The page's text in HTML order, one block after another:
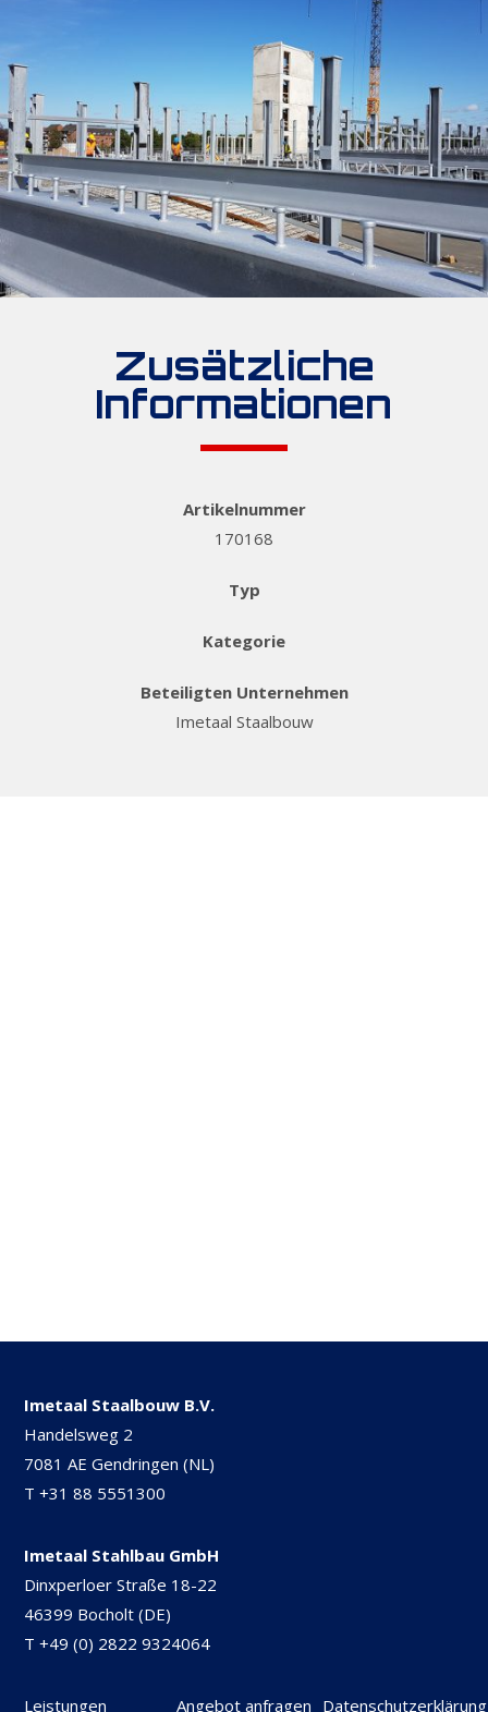
Zusätzliche
Informationen
Artikelnummer
170168
Typ
Kategorie
Beteiligten Unternehmen
Imetaal Staalbouw
Imetaal Staalbouw B.V.
Handelsweg 2
7081 AE Gendringen (NL)
T+31 88 5551300
Imetaal Stahlbau GmbH
Dinxperloer Straße 18-22
46399 Bocholt (DE)
T+49 (0) 2822 9324064
Leistungen Angebot anfragen Datenschutzerklärung